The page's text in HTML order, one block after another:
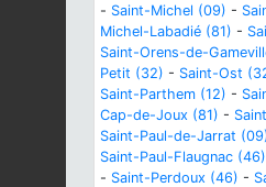
- Saint-Michel (09) -
Michel-Labadié (81) -
Saint-Orens-de-
Petit (32) - Saint-Ost
Saint-Parthem (12) -
Cap-de-Joux (81) -
Saint-Paul-de-Jarrat
Saint-Paul-Flaugnac (46)
- Saint-Perdoux (46) -